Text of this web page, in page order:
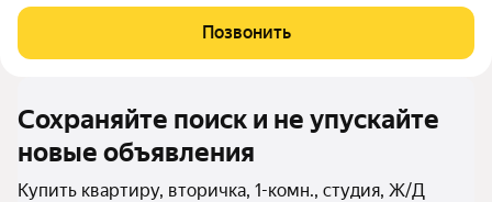
млн рулей, Вы можете купить эту квартиру в ипотеку со
ставкой на недостающую сумму 11,9%!
Позвонить
Сохраняйте поиск и не упускайте
новые объявления
Купить квартиру, вторичка, 1-комн., студия, Ж/Д